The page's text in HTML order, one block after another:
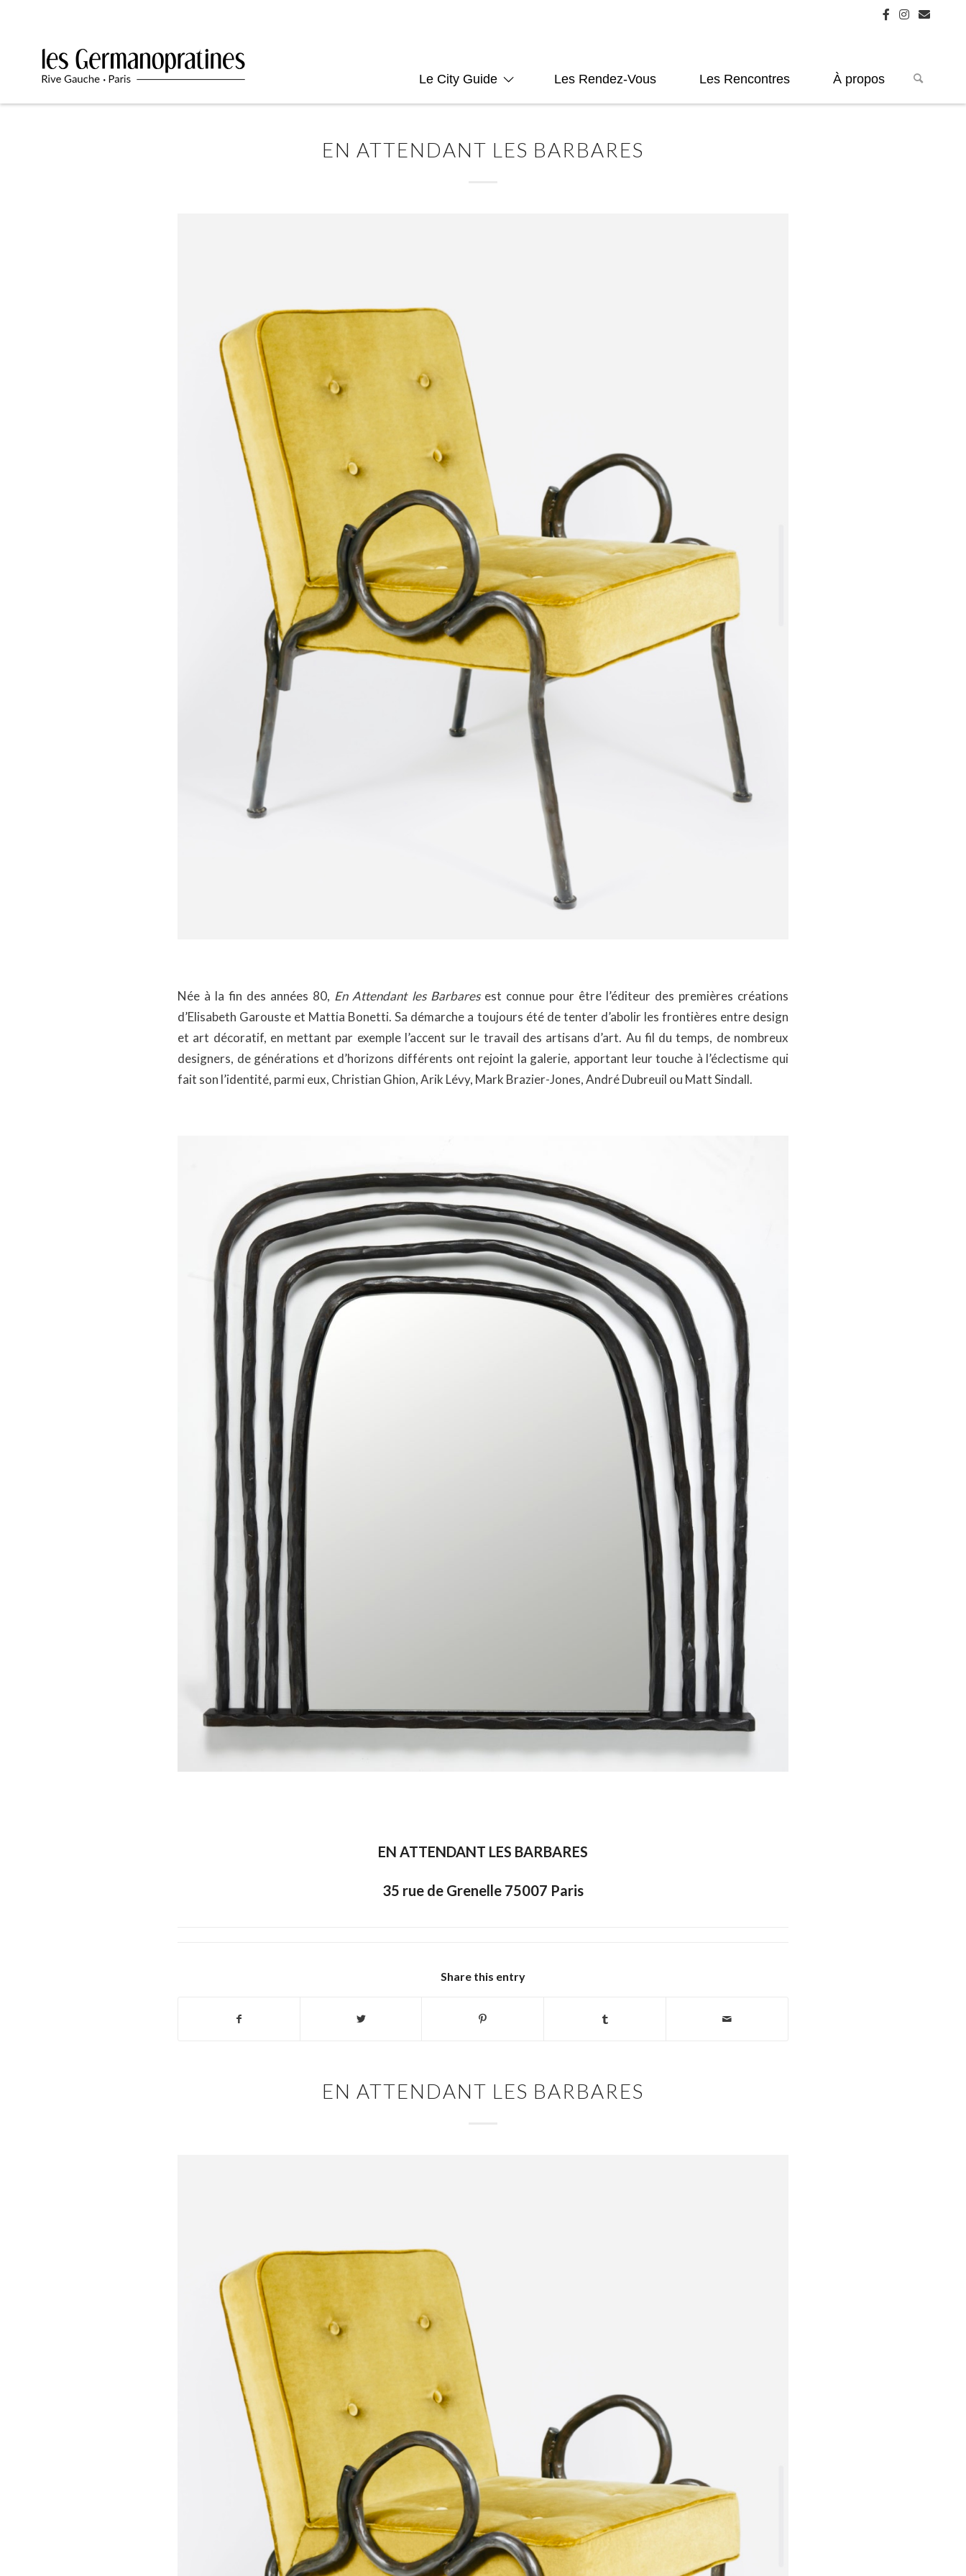
Le City Guide Les Rendez-Vous Les Rencontres À propos
EN ATTENDANT LES BARBARES
Née à la fin des années 80, En Attendant les Barbaresest connue pour être l’éditeur des premières créations
d’Elisabeth Garouste et Mattia Bonetti. Sa démarche a toujours été de tenter d’abolir les frontières entre design
et art décoratif, en mettant par exemple l’accent sur le travail des artisans d’art. Au fil du temps, de nombreux
designers, de générations et d’horizons différents ont rejoint la galerie, apportant leur touche à l’éclectisme qui
fait son l’identité, parmi eux, Christian Ghion, Arik Lévy, Mark Brazier-Jones, André Dubreuil ou Matt Sindall.
EN ATTENDANT LES BARBARES
35 rue de Grenelle 75007 Paris
Share this entry
EN ATTENDANT LES BARBARES